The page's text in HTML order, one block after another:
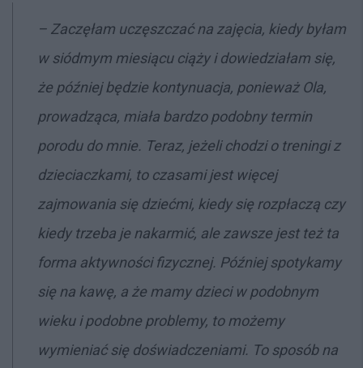
– Zaczęłam uczęszczać na zajęcia, kiedy byłam
w siódmym miesiącu ciąży i dowiedziałam się,
że później będzie kontynuacja, ponieważ Ola,
prowadząca, miała bardzo podobny termin
porodu do mnie. Teraz, jeżeli chodzi o treningi z
dzieciaczkami, to czasami jest więcej
zajmowania się dziećmi, kiedy się rozpłaczą czy
kiedy trzeba je nakarmić, ale zawsze jest też ta
forma aktywności fizycznej. Później spotykamy
się na kawę, a że mamy dzieci w podobnym
wieku i podobne problemy, to możemy
wymieniać się doświadczeniami. To sposób na